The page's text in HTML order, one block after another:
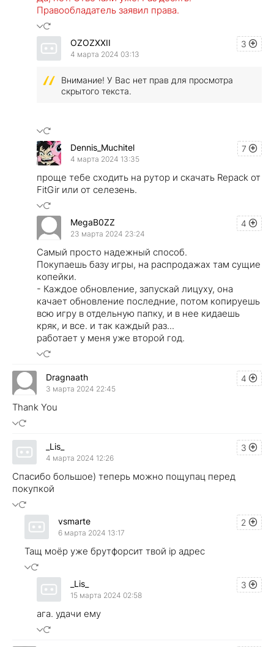
Правообладатель заявил права.
3
OZOZXXII
4 марта 2024 03:13
Внимание! У Вас нет прав для просмотра
скрытого текста.
7
Dennis_Muchitel
4 марта 2024 13:35
проще тебе сходить на рутор и скачать Repack от
FitGir или от селезень.
4
MegaB0ZZ
23 марта 2024 23:24
Самый просто надежный способ.
Покупаешь базу игры, на распродажах там сущие
копейки.
- Каждое обновление, запускай лицуху, она
качает обновление последние, потом копируешь
всю игру в отдельную папку, и в нее кидаешь
кряк, и все. и так каждый раз...
работает у меня уже второй год.
4
Dragnaath
3 марта 2024 22:45
Thank You
3
_Lis_
4 марта 2024 12:26
Спасибо большое) теперь можно пощупац перед
покупкой
2
vsmarte
6 марта 2024 13:17
Тащ моёр уже брутфорсит твой ip адрес
3
_Lis_
15 марта 2024 02:58
ага. удачи ему